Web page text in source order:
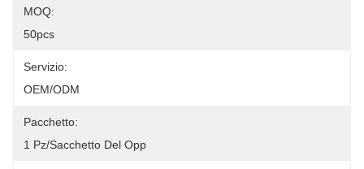
MOQ:
50pcs
Servizio:
OEM/ODM
Pacchetto:
1 Pz/sacchetto Del Opp